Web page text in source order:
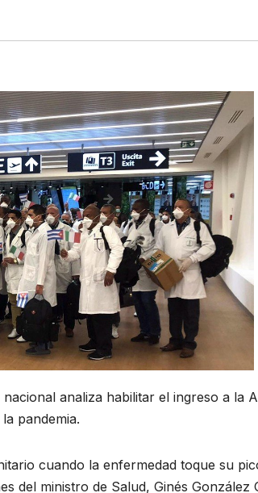
analiza habilitar el ingreso a la
pandemia.
cuando la enfermedad toque su
del ministro de Salud, Ginés González